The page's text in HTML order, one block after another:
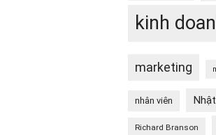
kinh
marketing
nhân viên
Richard Branson